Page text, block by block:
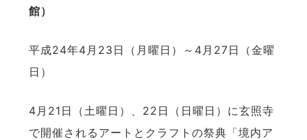
館）
平成24年4月23日（月曜日）～4月27日（金曜
日）
4月21日（土曜日）、22日（日曜日）に玄照寺
で開催されるアートとクラフトの祭典「境内ア